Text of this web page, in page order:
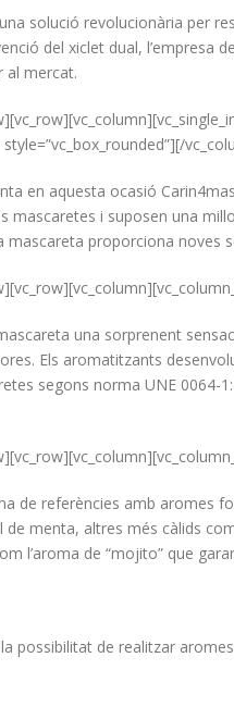
solució revolucionària per
del xiclet dual, l’empresa
al mercat.
style=”vc_box_rounded”][/
en aquesta ocasió
mascaretes i suposen una
mascareta proporciona noves
una sorprenent
Els aromatitzants
segons norma UNE 0064-
de referències amb aromes
menta, altres més càlids
l’aroma de “mojito” que
possibilitat de realitzar